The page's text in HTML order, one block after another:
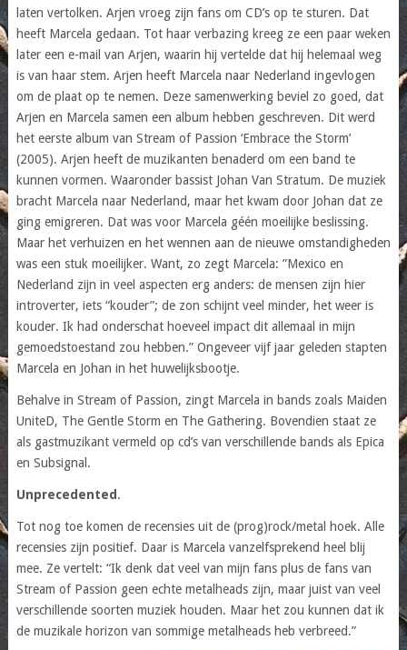
laten vertolken. Arjen vroeg zijn fans om CD’s op te sturen. Dat
heeft Marcela gedaan. Tot haar verbazing kreeg ze een paar weken
later een e-mail van Arjen, waarin hij vertelde dat hij helemaal weg
is van haar stem. Arjen heeft Marcela naar Nederland ingevlogen
om de plaat op te nemen. Deze samenwerking beviel zo goed, dat
Arjen en Marcela samen een album hebben geschreven. Dit werd
het eerste album van Stream of Passion ‘Embrace the Storm’
(2005). Arjen heeft de muzikanten benaderd om een band te
kunnen vormen. Waaronder bassist Johan Van Stratum. De muziek
bracht Marcela naar Nederland, maar het kwam door Johan dat ze
ging emigreren. Dat was voor Marcela géén moeilijke beslissing.
Maar het verhuizen en het wennen aan de nieuwe omstandigheden
was een stuk moeilijker. Want, zo zegt Marcela: ”Mexico en
Nederland zijn in veel aspecten erg anders: de mensen zijn hier
introverter, iets “kouder”; de zon schijnt veel minder, het weer is
kouder. Ik had onderschat hoeveel impact dit allemaal in mijn
gemoedstoestand zou hebben.” Ongeveer vijf jaar geleden stapten
Marcela en Johan in het huwelijksbootje.
Behalve in Stream of Passion, zingt Marcela in bands zoals Maiden
UniteD, The Gentle Storm en The Gathering. Bovendien staat ze
als gastmuzikant vermeld op cd’s van verschillende bands als Epica
en Subsignal.
Unprecedented.
Tot nog toe komen de recensies uit de (prog)rock/metal hoek. Alle
recensies zijn positief. Daar is Marcela vanzelfsprekend heel blij
mee. Ze vertelt: “Ik denk dat veel van mijn fans plus de fans van
Stream of Passion geen echte metalheads zijn, maar juist van veel
verschillende soorten muziek houden. Maar het zou kunnen dat ik
de muzikale horizon van sommige metalheads heb verbreed.”